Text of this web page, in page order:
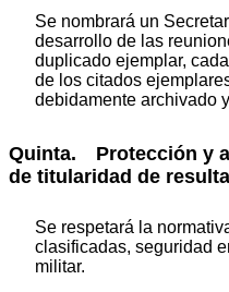
Se nombrará un
desarrollo de las
duplicado ejemplar,
de los citados
debidamente archivado
Quinta. Protección y
de titularidad de
Se respetará la
clasificadas, seguridad
militar.